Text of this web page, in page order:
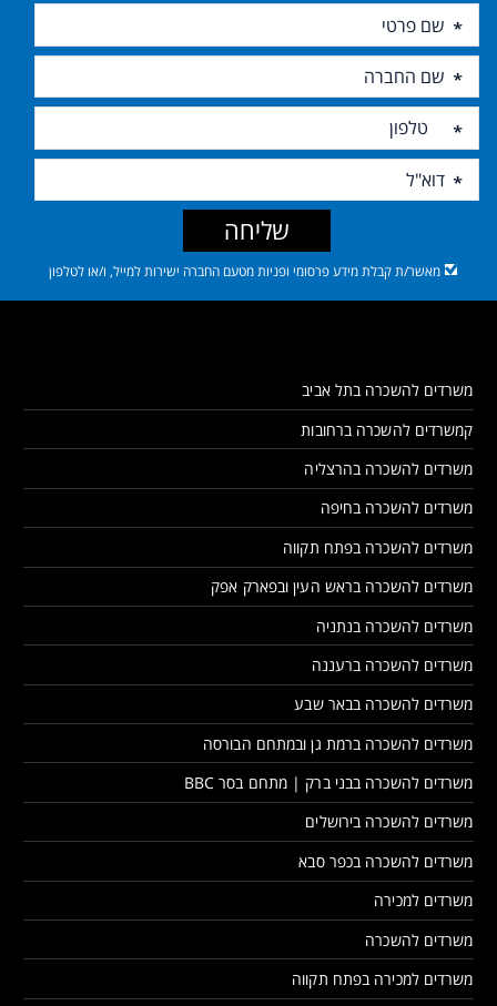
מאשר/ת קבלת מידע פרסומי ופניות מטעם החברה ישירות למייל, ו/או לטלפון
שליחה
משרדים להשכרה בתל אביב
קמשרדים להשכרה ברחובות
משרדים להשכרה בהרצליה
משרדים להשכרה בחיפה
משרדים להשכרה בפתח תקווה
משרדים להשכרה בראש העין ובפארק אפק
משרדים להשכרה בנתניה
משרדים להשכרה ברעננה
משרדים להשכרה בבאר שבע
משרדים להשכרה ברמת גן ובמתחם הבורסה
משרדים להשכרה בבני ברק | מתחם בסר BBC
משרדים להשכרה בירושלים
משרדים להשכרה בכפר סבא
משרדים למכירה
משרדים להשכרה
משרדים למכירה בפתח תקווה